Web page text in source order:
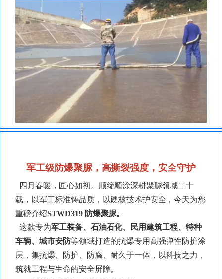
军工级防爆聚脲，高撕裂强度，安全守护
四月春暖，匠心如初。顺缔顺涂深耕聚脲领域二十
载，以军工标准铸品质，以硬核技术护安全，今天为您
重磅介绍STWD319 防爆聚脲。
这款专为军工装备、石油石化、民用建筑工程、特种
车辆、城市安防等领域打造的抗爆专用高强弹性防护涂
层，集抗爆、防护、防腐、耐久于一体，以科技之力，
筑就工程与生命的安全屏障。